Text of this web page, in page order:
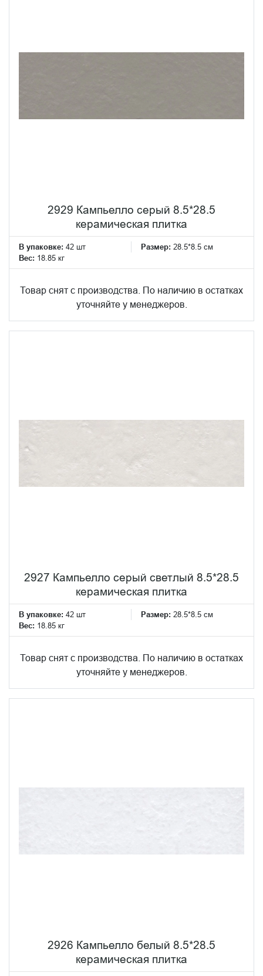
2929 Кампьелло серый 8.5*28.5
керамическая плитка
В упаковке: 42 шт Размер: 28.5*8.5 см
Вес: 18.85 кг
Товар снят с производства. По наличию в остатках
уточняйте у менеджеров.
2927 Кампьелло серый светлый 8.5*28.5
керамическая плитка
В упаковке: 42 шт Размер: 28.5*8.5 см
Вес: 18.85 кг
Товар снят с производства. По наличию в остатках
уточняйте у менеджеров.
2926 Кампьелло белый 8.5*28.5
керамическая плитка